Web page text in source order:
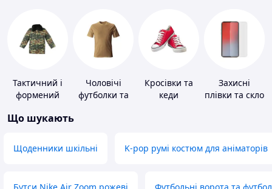
Тактичний і
формений
Чоловічі
футболки та
Кросівки та
кеди
Захисні
плівки та скло
Що шукають
Щоденники шкільні K-pop румі костюм для аніматорів